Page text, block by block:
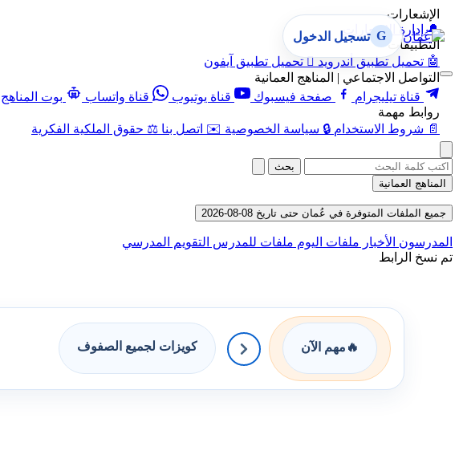
الإشعارات
🔔 إدارة الإشعارات
التطبيقات
🤖 تحميل تطبيق أندرويد  تحميل تطبيق آيفون
التواصل الاجتماعي | المناهج العمانية
قناة تيليجرام
صفحة فيسبوك قناة يوتيوب قناة واتساب
بوت المناهج
روابط مهمة
📄 شروط الاستخدام 🔒 سياسة الخصوصية ✉️ اتصل بنا ⚖️ حقوق الملكية الفكرية
G تسجيل الدخول
بحث
المناهج العمانية
جميع الملفات المتوفرة في عُمان حتى تاريخ 08-08-2026
المدرسون الأخبار ملفات اليوم ملفات للمدرس التقويم المدرسي
تم نسخ الرابط
🔥 مهم الآن كويزات لجميع الصفوف